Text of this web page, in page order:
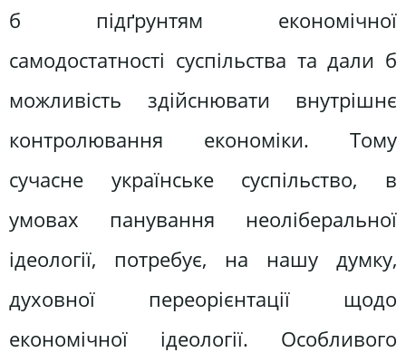
б підґрунтям економічної
самодостатності суспільства та дали б
можливість здійснювати внутрішнє
контролювання економіки. Тому
сучасне українське суспільство, в
умовах панування неоліберальної
ідеології, потребує, на нашу думку,
духовної переорієнтації щодо
економічної ідеології. Особливого